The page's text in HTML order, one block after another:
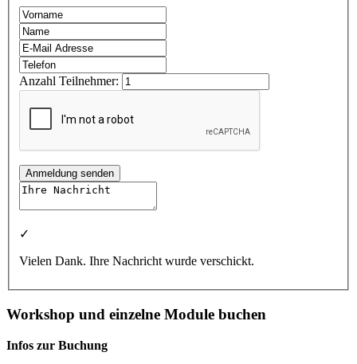
Anzahl Teilnehmer:
Anmeldung senden
✓
Vielen Dank. Ihre Nachricht wurde verschickt.
Workshop und einzelne Module buchen
Infos zur Buchung